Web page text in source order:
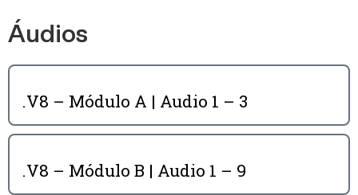
Áudios
.V8 – Módulo A | Audio 1 – 3
.V8 – Módulo B | Audio 1 – 9